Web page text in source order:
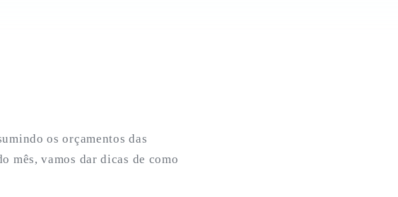
os orçamentos das
mês, vamos dar dicas de como